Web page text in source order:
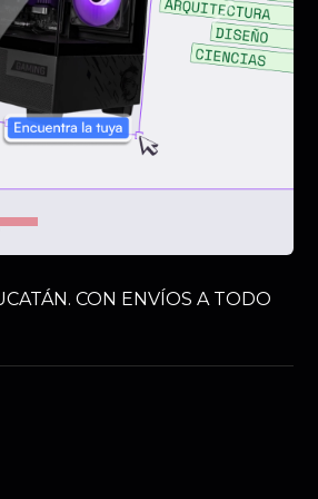
Siguiente
CON ENVÍOS A TODO